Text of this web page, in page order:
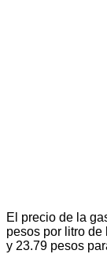
El precio de la
pesos por litro de
y 23.79 pesos